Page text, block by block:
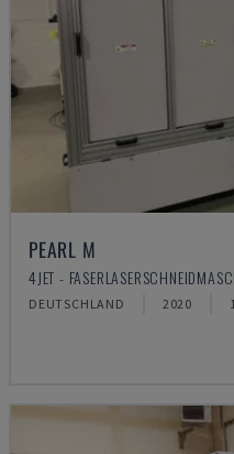
PEARL M
4JET -
DEUTSCHLAND 2020